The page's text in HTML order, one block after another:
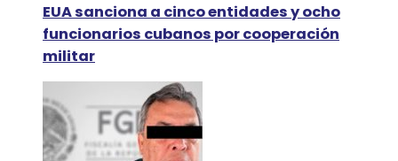
EUA sanciona a cinco entidades y ocho
funcionarios cubanos por cooperación
militar